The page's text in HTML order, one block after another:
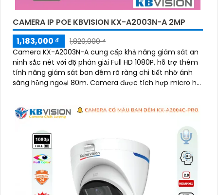
CAMERA IP POE KBVISION KX-A2003N-A 2MP
1,183,000 ₫
1,820,000 ₫
Camera KX-A2003N-A cung cấp khả năng giám sát an
ninh sắc nét với độ phân giải Full HD 1080P, hỗ trợ thêm
tính năng giám sát ban đêm rõ ràng chi tiết nhờ ánh
sáng hồng ngoại 80m. Camera được tích hợp micro hỗ